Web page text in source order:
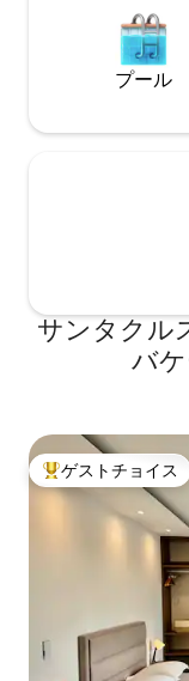
プール
サンタクル
バ
大好評のゲストチ
ゲストチョイス